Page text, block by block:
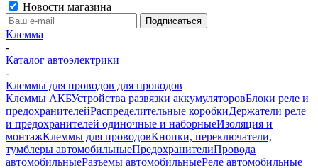
Новости магазина
Клемма
-
Каталог автоэлектрики
-
Клеммы для проводов для проводов
Клеммы АКБУстройства развязки аккумуляторовБлоки реле и
предохранителейРаспределительные коробкиДержатели реле
и предохранителей одиночные и наборныеИзоляция и
монтажКлеммы для проводовКнопки, переключатели,
тумблеры автомобильныеПредохранителиПровода
автомобильныеРазъемы автомобильныеРеле автомобильные